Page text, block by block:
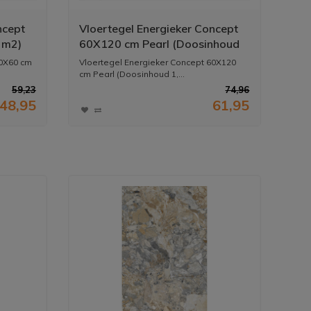
cm
59,23
48,95
Vloertegel Energieker Concept
60X120 cm Pearl (Doosinhoud
1,44M2) (prijs per m2)
Vloertegel Energieker Concept 60X120
cm Pearl (Doosinhoud 1,...
74,96
61,95